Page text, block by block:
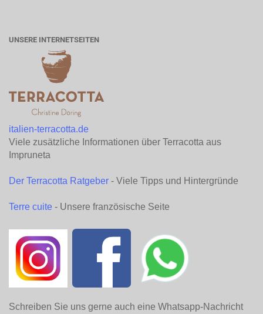
UNSERE INTERNETSEITEN
italien-terracotta.de
Viele zusätzliche Informationen über Terracotta aus
Impruneta
Der Terracotta Ratgeber - Viele Tipps und Hintergründe
Terre cuite - Unsere französische Seite
Schreiben Sie uns gerne auch eine Whatsapp-Nachricht